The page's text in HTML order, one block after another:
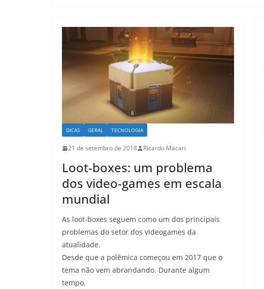
DICAS GERAL TECNOLOGIA
21 de setembro de 2018 Ricardo Macari
Loot-boxes: um problema
dos video-games em escala
mundial
As loot-boxes seguem como um dos principais
problemas do setor dos videogames da
atualidade.
Desde que a polêmica começou em 2017 que o
tema não vem abrandando. Durante algum
tempo,